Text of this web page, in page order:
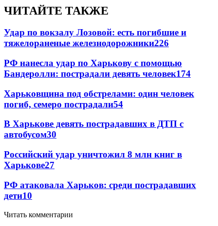
ЧИТАЙТЕ ТАКЖЕ
Удар по вокзалу Лозовой: есть погибшие и
тяжелораненые железнодорожники226
РФ нанесла удар по Харькову с помощью
Бандеролли: пострадали девять человек174
Харьковщина под обстрелами: один человек
погиб, семеро пострадали54
В Харькове девять пострадавших в ДТП с
автобусом30
Российский удар уничтожил 8 млн книг в
Харькове27
РФ атаковала Харьков: среди пострадавших
дети10
Читать комментарии